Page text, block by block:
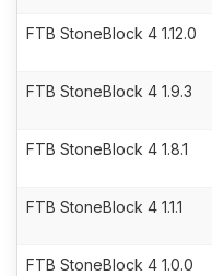
FTB StoneBlock 4 1.12.0
FTB StoneBlock 4 1.9.3
FTB StoneBlock 4 1.8.1
FTB StoneBlock 4 1.1.1
FTB StoneBlock 4 1.0.0